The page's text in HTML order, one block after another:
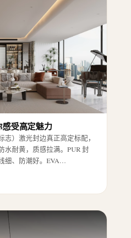
受高定魅力
）激光封边真正高定标配，
水耐黄，质感拉满。PUR 封
细、防潮好。EVA…